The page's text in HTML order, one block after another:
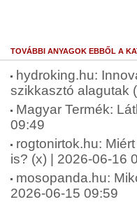
TOVÁBBI ANYAGOK EBBŐL A
hydroking.hu:
szikkasztó alagutak
Magyar Termék:
09:49
rogtonirtok.hu:
is? (x) | 2026-06-16
mosopanda.hu:
2026-06-15 09:59